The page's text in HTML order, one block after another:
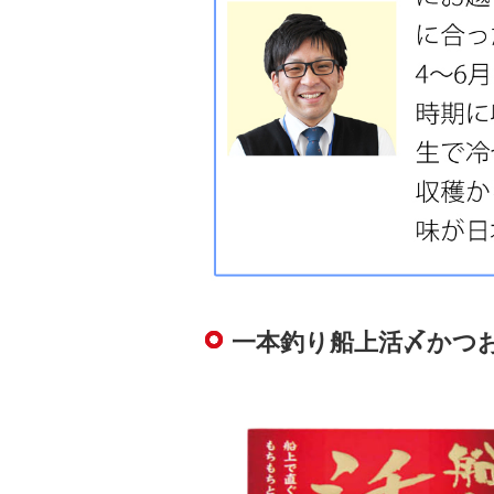
一本釣り船上活〆かつ